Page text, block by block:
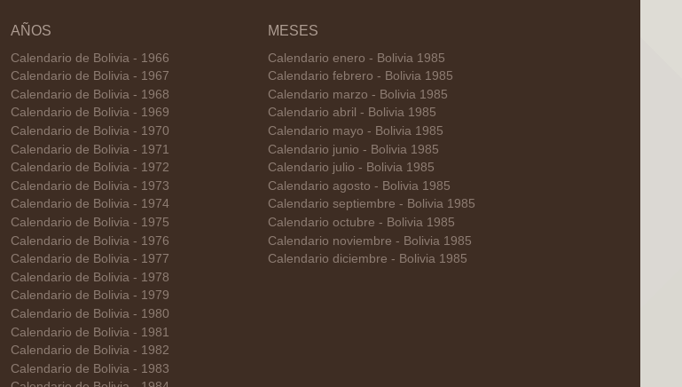
AÑOS
Calendario de Bolivia - 1966
Calendario de Bolivia - 1967
Calendario de Bolivia - 1968
Calendario de Bolivia - 1969
Calendario de Bolivia - 1970
Calendario de Bolivia - 1971
Calendario de Bolivia - 1972
Calendario de Bolivia - 1973
Calendario de Bolivia - 1974
Calendario de Bolivia - 1975
Calendario de Bolivia - 1976
Calendario de Bolivia - 1977
Calendario de Bolivia - 1978
Calendario de Bolivia - 1979
Calendario de Bolivia - 1980
Calendario de Bolivia - 1981
Calendario de Bolivia - 1982
Calendario de Bolivia - 1983
MESES
Calendario enero - Bolivia 1985
Calendario febrero - Bolivia 1985
Calendario marzo - Bolivia 1985
Calendario abril - Bolivia 1985
Calendario mayo - Bolivia 1985
Calendario junio - Bolivia 1985
Calendario julio - Bolivia 1985
Calendario agosto - Bolivia 1985
Calendario septiembre - Bolivia 1985
Calendario octubre - Bolivia 1985
Calendario noviembre - Bolivia 1985
Calendario diciembre - Bolivia 1985